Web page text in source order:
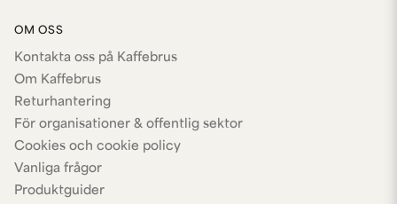
OM OSS
Kontakta oss på Kaffebrus
Om Kaffebrus
Returhantering
För organisationer & offentlig sektor
Cookies och cookie policy
Vanliga frågor
Produktguider